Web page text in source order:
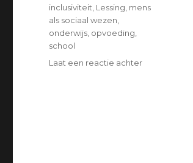
inclusiviteit Lessing mens
als sociaal wezen
onderwijs opvoeding
school
Laat een reactie achterop